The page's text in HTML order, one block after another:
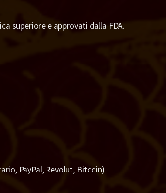
superiore e approvati dalla FDA.
PayPal, Revolut, Bitcoin)